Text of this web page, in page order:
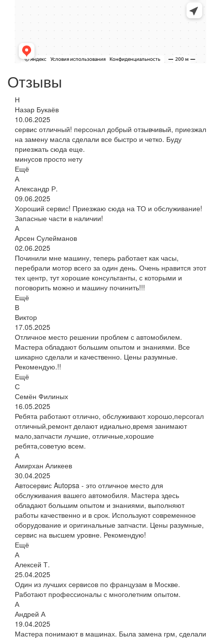
Отзывы
Н
Назар Букаёв
10.06.2025
сервис отличный! персонал добрый отзывчивый, приезжал
на замену масла сделали все быстро и четко. Буду
приезжать сюда еще.
минусов просто нету
Ещё
А
Александр Р.
09.06.2025
Хороший сервис! Приезжаю сюда на ТО и обслуживание!
Запасные части в наличии!
А
Арсен Сулейманов
02.06.2025
Починили мне машину, теперь работает как часы,
перебрали мотор всего за один день. Очень нравится этот
тех центр, тут хорошие консультанты, с которыми и
поговорить можно и машину починить!!!
Ещё
В
Виктор
17.05.2025
Отличное место решении проблем с автомобилем.
Мастера обладают большим опытом и знаниями. Все
шикарно сделали и качественно. Цены разумные.
Рекомендую.!!
Ещё
С
Семён Филиных
16.05.2025
Ребята работают отлично, обслуживают хорошо,персогал
отличный,ремонт делают идиально,время занимают
мало,запчасти лучшие, отличные,хорошие
ребята,советую всем.
А
Амирхан Аликеев
30.04.2025
Автосервис Autopsa - это отличное место для
обслуживания вашего автомобиля. Мастера здесь
обладают большим опытом и знаниями, выполняют
работы качественно и в срок. Используют современное
оборудование и оригинальные запчасти. Цены разумные,
сервис на высшем уровне. Рекомендую!
Ещё
А
Алексей Т.
25.04.2025
Один из лучших сервисов по французам в Москве.
Работают профессионалы с многолетним опытом.
А
Андрей А
19.04.2025
Мастера понимают в машинах. Была замена грм, сделали